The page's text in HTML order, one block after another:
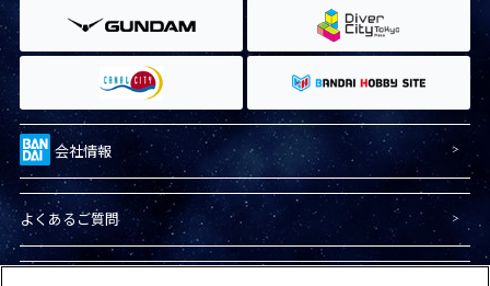
会社情報
よくあるご質問